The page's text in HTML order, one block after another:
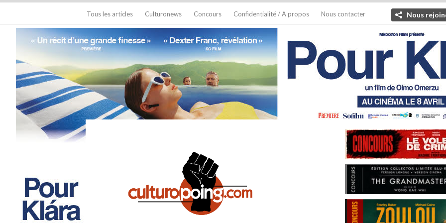
Tous les articles Culturonews Concours Confidentialité / A propos Nous contacter Nous